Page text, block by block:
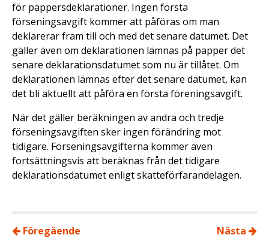
för pappersdeklarationer. Ingen första
förseningsavgift kommer att påföras om man
deklarerar fram till och med det senare datumet. Det
gäller även om deklarationen lämnas på papper det
senare deklarationsdatumet som nu är tillåtet. Om
deklarationen lämnas efter det senare datumet, kan
det bli aktuellt att påföra en första föreningsavgift.
När det gäller beräkningen av andra och tredje
förseningsavgiften sker ingen förändring mot
tidigare. Förseningsavgifterna kommer även
fortsättningsvis att beräknas från det tidigare
deklarationsdatumet enligt skatteförfarandelagen.
Föregående Nästa